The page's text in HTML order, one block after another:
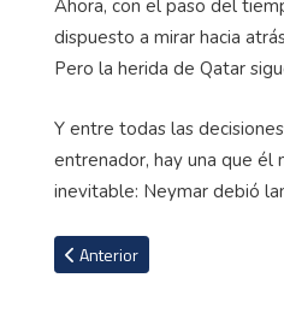
Ahora, con el paso del
dispuesto a mirar hacia
Pero la herida de Qatar
Y entre todas las
entrenador, hay una que él
inevitable: Neymar debió
Artículo anterior: Manchester
Anterior